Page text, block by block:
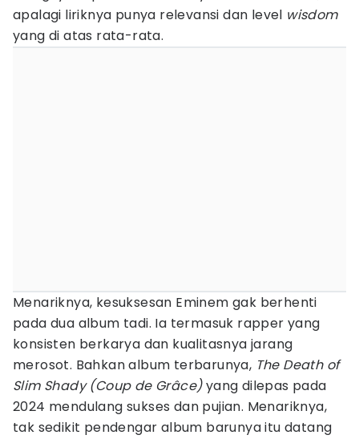
apalagi liriknya punya relevansi dan level wisdom
yang di atas rata-rata.
Menariknya, kesuksesan Eminem gak berhenti
pada dua album tadi. Ia termasuk rapper yang
konsisten berkarya dan kualitasnya jarang
merosot. Bahkan album terbarunya, The Death of
Slim Shady (Coup de Grâce)yang dilepas pada
2024 mendulang sukses dan pujian. Menariknya,
tak sedikit pendengar album barunya itu datang